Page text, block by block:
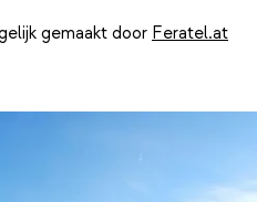
gemaakt door Feratel.at